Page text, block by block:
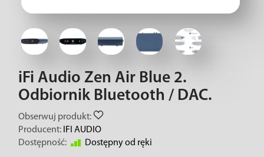
iFi Audio Zen Air Blue 2.
Odbiornik Bluetooth / DAC.
Obserwuj produkt:
Producent: IFI AUDIO
Dostępność:
Dostępny od ręki